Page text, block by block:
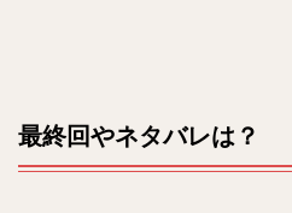
最終回やネタバレは？